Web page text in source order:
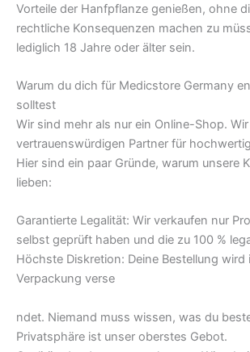
Vorteile der Hanfpflanze genießen, ohne
rechtliche Konsequenzen machen zu
lediglich 18 Jahre oder älter sein.
Warum du dich für Medicstore Germany
solltest
Wir sind mehr als nur ein Online-Shop.
vertrauenswürdigen Partner für
Hier sind ein paar Gründe, warum unsere
lieben:
Garantierte Legalität: Wir verkaufen nur
selbst geprüft haben und die zu 100 %
Höchste Diskretion: Deine Bestellung wird
Verpackung verse
ndet. Niemand muss wissen, was du
Privatsphäre ist unser oberstes Gebot.